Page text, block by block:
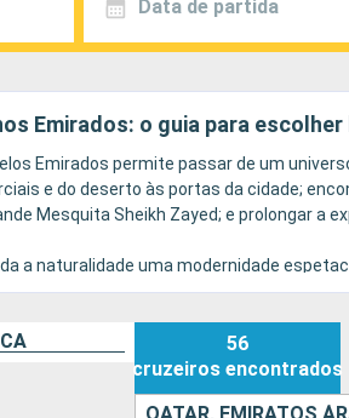
Data de partida
Emirados: o guia para escolher
Emirados permite passar de um
e do deserto às portas da cidade;
Mesquita Sheikh Zayed; e prolongar
a naturalidade uma modernidade
o entretenimento familiar como
56
cruzeiros encontrados